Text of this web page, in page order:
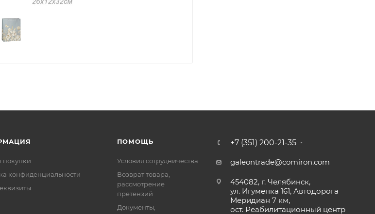
покупки
конфиденциальности
ПОМОЩЬ
Условия сотрудничества
Возврат товара,
рассмотрение
претензий
Документы,
+7 (351) 200-21-35
galeontrade@comiron.com
454082, г. Челябинск,
ул. Игуменка 161, Автодорога
Меридиан 7 км,
ост. Реабилитационный центр